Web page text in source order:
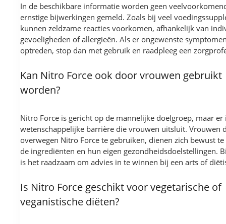
In de beschikbare informatie worden geen
ernstige bijwerkingen gemeld. Zoals bij veel
kunnen zeldzame reacties voorkomen, afhankelijk van
gevoeligheden of allergieën. Als er ongewenste
optreden, stop dan met gebruik en raadpleeg een
Kan Nitro Force ook door vrouwen gebruikt
worden?
Nitro Force is gericht op de mannelijke doelgroep, maar er
wetenschappelijke barrière die vrouwen uitsluit. Vrouwen
overwegen Nitro Force te gebruiken, dienen zich bewust
de ingrediënten en hun eigen gezondheidsdoelstellingen.
is het raadzaam om advies in te winnen bij een arts of
Is Nitro Force geschikt voor vegetarische of
veganistische diëten?